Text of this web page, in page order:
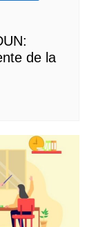
de la